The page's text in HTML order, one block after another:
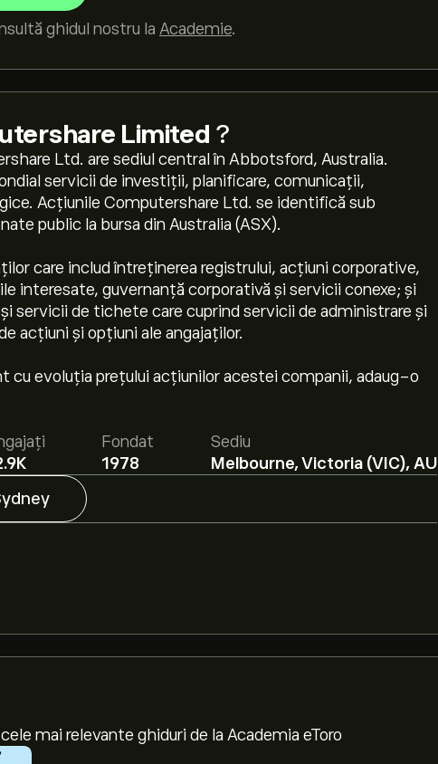
ghidul nostru la Academie.
Limited ?
Ltd. are sediul central în Abbotsford, Australia.
servicii de investiții, planificare, comunicații,
Acțiunile Computershare Ltd. se identifică sub
public la bursa din Australia (ASX).
care includ întreținerea registrului, acțiuni corporative,
interesate, guvernanță corporativă și servicii conexe; și
servicii de tichete care cuprind servicii de administrare și
acțiuni și opțiuni ale angajaților.
cu evoluția prețului acțiunilor acestei companii, adaug-o
Fondat
1978
Sediu
Melbourne, Victoria (VIC), AU
mai relevante ghiduri de la Academia eToro